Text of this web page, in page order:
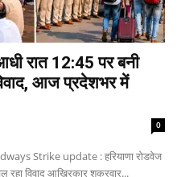
रात 12:45 पर बनी
आज प्रदेशभर में
0
Strike update : हरियाणा रोडवेज
विवाद आखिरकार शुक्रवार...